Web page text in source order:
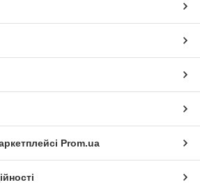
Prom.ua